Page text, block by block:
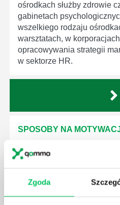
Zgoda
ośrodkach służby zdrowie
gabinetach
wszelkiego rodzaju
warsztatach, w
opracowywania strategii
w sektorze HR.
SPOSOBY NA
zespołu potrafi być nie
przełożonego i menedżera.